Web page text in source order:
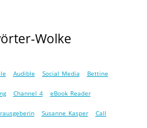
Wolke
Audible Social Media Bettine
Channel 4 eBook Reader
Susanne Kasper Call